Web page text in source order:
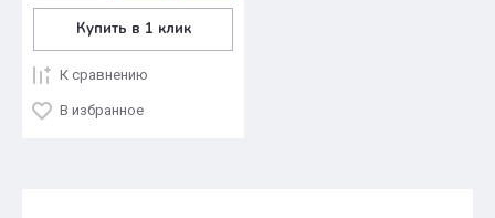
Купить в 1 клик
К сравнению
В избранное